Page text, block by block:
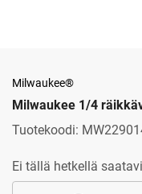
Milwaukee®
Milwaukee 1/4
Tuotekoodi:
Ei tällä hetkellä